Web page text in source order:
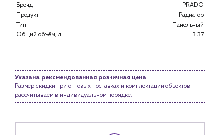
Услуги
Водоснабжение и теплоснабжение
Сервис и обслуживание инженерных систем
Портфолио
Бренд
PRADO
Продукт
Радиатор
Тип
Панельный
Общий объём, л
3.37
Указана рекомендованная розничная цена
Размер скидки при оптовых поставках и комплектации объектов
рассчитываем в индивидуальном порядке.